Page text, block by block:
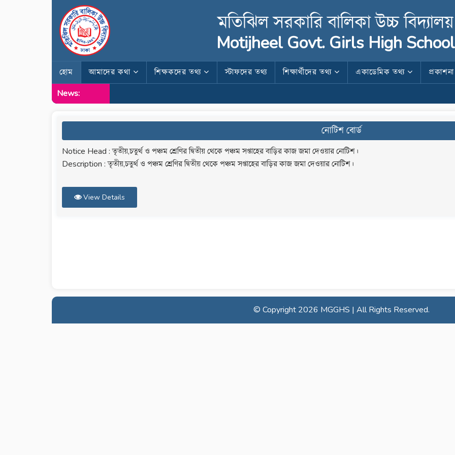
মতিঝিল সরকারি বালিকা উচ্চ বিদ্যালয়
Motijheel Govt. Girls High School
হোম আমাদের কথা শিক্ষকদের তথ্য স্টাফদের তথ্য শিক্ষার্থীদের তথ্য একাডেমিক তথ্য প্রকাশনা
News:
নোটিশ বোর্ড
Notice Head : তৃতীয়,চতুর্থ ও পঞ্চম শ্রেণির দ্বিতীয় থেকে পঞ্চম সপ্তাহের বাড়ির কাজ জমা দেওয়ার নোটিশ।
Description : তৃতীয়,চতুর্থ ও পঞ্চম শ্রেণির দ্বিতীয় থেকে পঞ্চম সপ্তাহের বাড়ির কাজ জমা দেওয়ার নোটিশ।
View Details
© Copyright 2026 MGGHS | All Rights Reserved.